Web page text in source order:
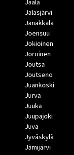
Jaala
Jalasjärvi
Janakkala
Joensuu
Jokioinen
Joroinen
Joutsa
Joutseno
Juankoski
Jurva
Juuka
Juupajoki
Juva
Jyväskylä
Jämijärvi